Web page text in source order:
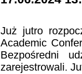
Już jutro
Academic
Bezpośredni
zarejestrowali.